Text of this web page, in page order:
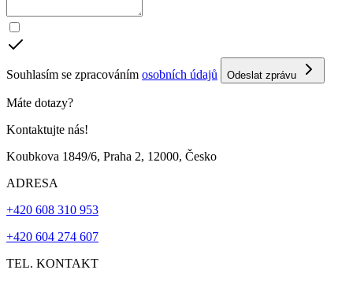
Souhlasím se zpracováním osobních údajů Odeslat zprávu
Máte dotazy?
Kontaktujte nás!
Koubkova 1849/6, Praha 2, 12000, Česko
ADRESA
+420 608 310 953
+420 604 274 607
TEL. KONTAKT